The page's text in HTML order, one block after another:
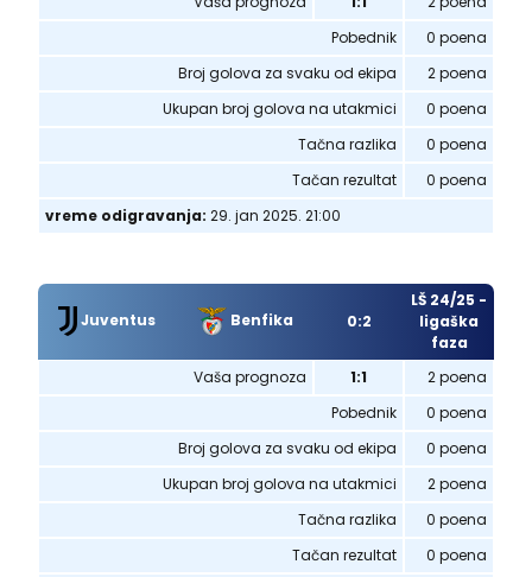
Pobednik
0 poena
Broj golova za svaku od ekipa
2 poena
Ukupan broj golova na utakmici
0 poena
Tačna razlika
0 poena
Tačan rezultat
0 poena
vreme odigravanja: 29. jan 2025. 21:00
Juventus Benfika 0:2
LŠ 24/25 -
ligaška
faza
Vaša prognoza
1:1
2 poena
Pobednik
0 poena
Broj golova za svaku od ekipa
0 poena
Ukupan broj golova na utakmici
2 poena
Tačna razlika
0 poena
Tačan rezultat
0 poena